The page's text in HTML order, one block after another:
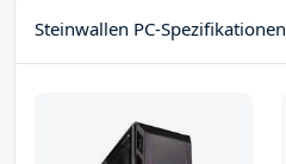
Steinwallen PC-Spezifikationen